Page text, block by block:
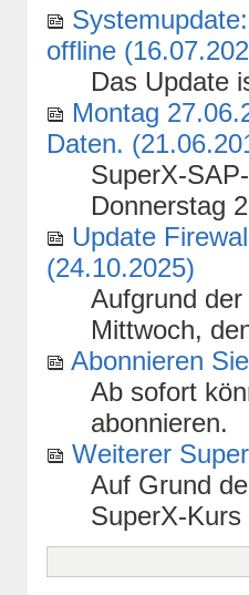
offline
Das Update
Montag
Daten.
SuperX-
Donnerstag
Update
(24.10.2025)
Aufgrund
Mittwoch,
Abonnieren
Ab sofort
abonnieren.
Weiterer
Auf Grund
SuperX-Kurs